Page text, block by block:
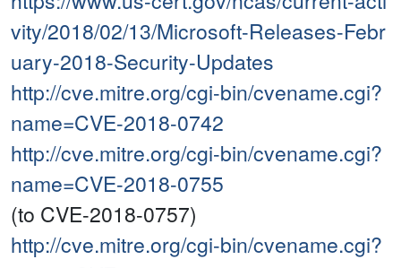
vity/2018/02/13/Microsoft-Releases-Febr
uary-2018-Security-Updates
http://cve.mitre.org/cgi-bin/cvename.cgi?
name=CVE-2018-0742
http://cve.mitre.org/cgi-bin/cvename.cgi?
name=CVE-2018-0755
(to CVE-2018-0757)
http://cve.mitre.org/cgi-bin/cvename.cgi?